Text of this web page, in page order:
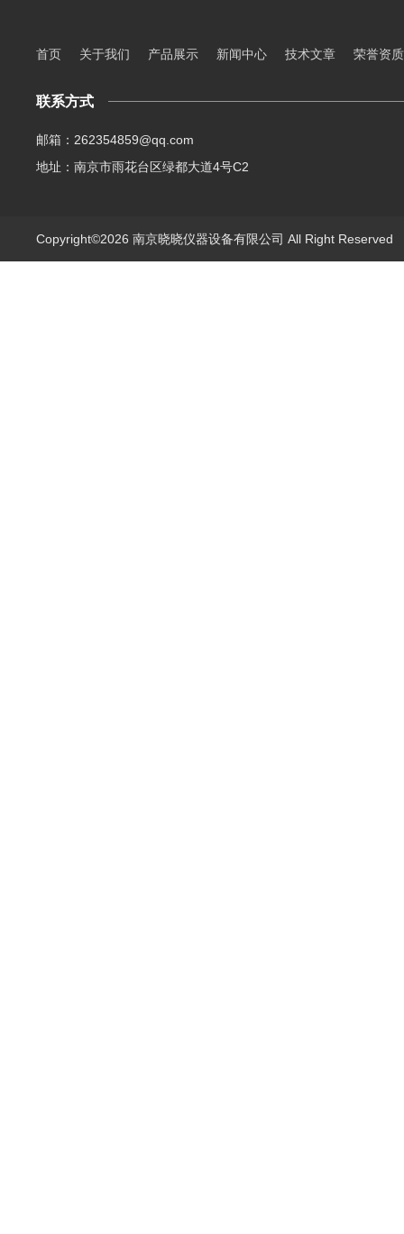
首页 关于我们 产品展示 新闻中心 技术文章 荣誉资质
联系方式
邮箱：262354859@qq.com
地址：南京市雨花台区绿都大道4号C2
Copyright©2026 南京晓晓仪器设备有限公司 All Right